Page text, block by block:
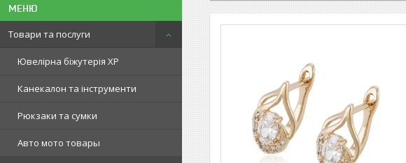
Товари та послуги
Ювелірна біжутерія XP
Канекалон та інструменти
Рюкзаки та сумки
Авто мото товары